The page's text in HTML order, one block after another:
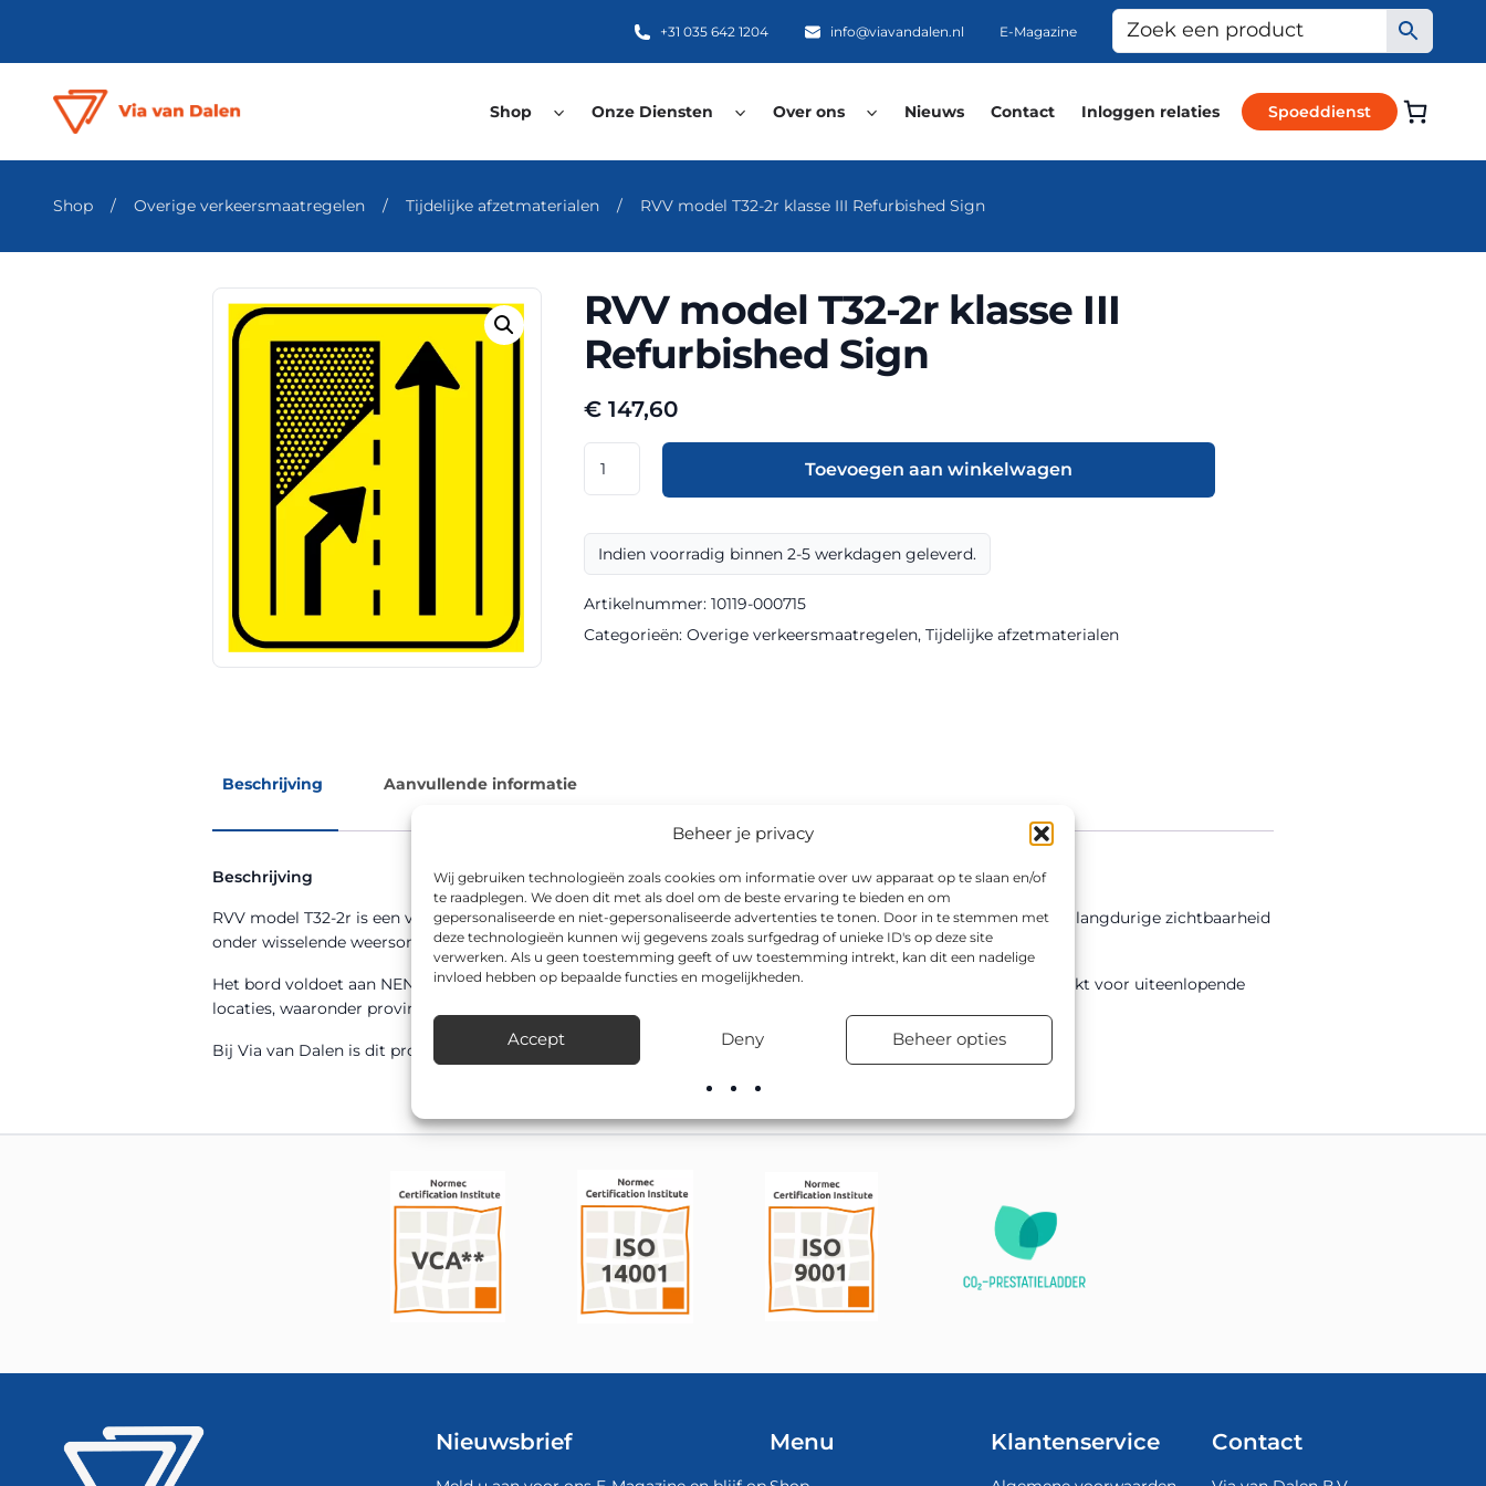
Beheer je privacy
Wij gebruiken technologieën zoals cookies om informatie over uw apparaat op te slaan en/of
te raadplegen. We doen dit met als doel om de beste ervaring te bieden en om
gepersonaliseerde en niet-gepersonaliseerde advertenties te tonen. Door in te stemmen met
deze technologieën kunnen wij gegevens zoals surfgedrag of unieke ID's op deze site
verwerken. Als u geen toestemming geeft of uw toestemming intrekt, kan dit een nadelige
invloed hebben op bepaalde functies en mogelijkheden.
Accept Deny Beheer opties
+31 035 642 1204 info@viavandalen.nl E-Magazine
Shop Onze Diensten Over ons Nieuws Contact Inloggen relaties Spoeddienst
Shop / Overige verkeersmaatregelen / Tijdelijke afzetmaterialen / RVV model T32-2r klasse III Refurbished Sign
RVV model T32-2r klasse III
Refurbished Sign
€ 147,60
model
2r
klasse
Refurbished
Sign
Toevoegen aan winkelwagen
Indien voorradig binnen 2-5 werkdagen geleverd.
Artikelnummer: 10119-000715
Categorieën: Overige verkeersmaatregelen, Tijdelijke afzetmaterialen
Beschrijving Aanvullende informatie
Beschrijving
RVV model T32-2r is een verkeersbord in Refurbished-uitvoering, geproduceerd met klasse III reflectiefolie voor langdurige zichtbaarheid
onder wisselende weersomstandigheden.
Het bord voldoet aan NEN 12899-1 en is CE-gecertificeerd, en is leverbaar in o.a. 600x900mm. Het bord is geschikt voor uiteenlopende
locaties, waaronder provinciale wegen, gemeentelijke wegen en particuliere terreinen.
Bij Via van Dalen is dit product snel leverbaar; onze montageploegen kunnen het ook vakkundig plaatsen.
Nieuwsbrief Menu Klantenservice Contact